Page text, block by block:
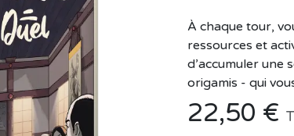
À chaque tour,
ressources et
d’accumuler une
origamis - qui
22,50 €